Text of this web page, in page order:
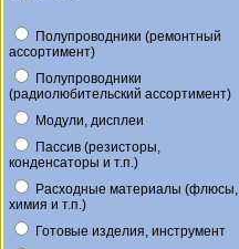
Полупроводники (ремонтный
ассортимент)
Полупроводники
(радиолюбительский ассортимент)
Модули, дисплеи
Пассив (резисторы,
конденсаторы и т.п.)
Расходные материалы (флюсы,
химия и т.п.)
Готовые изделия, инструмент